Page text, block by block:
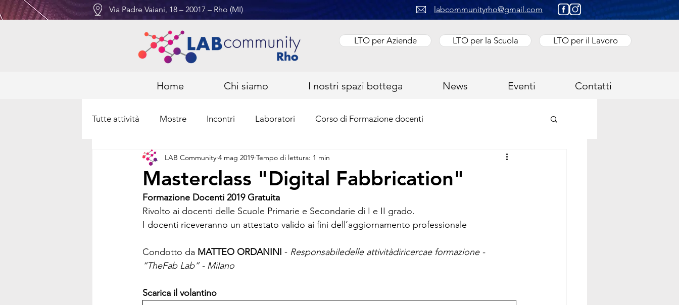
Via Padre Vaiani, 18 – 20017 – Rho (MI) labcommunityrho@gmail.com
LTO per Aziende LTO per la Scuola LTO per il Lavoro
Home Chi siamo I nostri spazi bottega News Eventi Contatti
Tutte attività Mostre Incontri Laboratori Corso di Formazione docenti
Masterclass "Digital Fabbrication"
LAB Community 4 mag 2019 Tempo di lettura: 1 min
Formazione Docenti 2019 Gratuita
Rivolto ai docenti delle Scuole Primarie e Secondarie di I e II grado.
I docenti riceveranno un attestato valido ai fini dell’aggiornamento professionale
Condotto da MATTEO ORDANINI - Responsabiledelle attivitàdiricercae formazione -
“TheFab Lab” - Milano
Scarica il volantino